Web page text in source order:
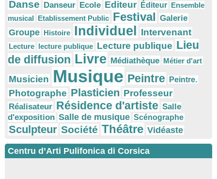
Danse Danseur Ecole Editeur Éditeur Ensemble
musical Etablissement Public Festival Galerie
Groupe Histoire Individuel Intervenant
Lecture lecture publique Lecture publique Lieu
de diffusion Livre Médiathèque Métier d'art
Musicien Musique Peintre Peintre.
Photographe Plasticien Professeur
Réalisateur Résidence d'artiste Salle
d'exposition Salle de musique Scénographe
Sculpteur Société Théâtre Vidéaste
Centru d’Arti Pulifonica di Corsica